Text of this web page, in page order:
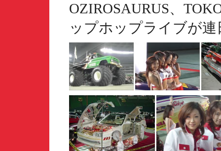
OZIROSAURUS、
ップホップライブが